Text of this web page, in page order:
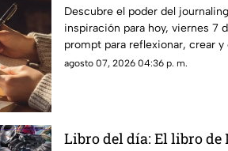
este journal prompt y
lleno de gratitud
Descubre el poder del
inspiración para hoy, viernes 7
prompt para reflexionar, crear
mismo.
agosto 07, 2026 04:36 p. m.
Libro del día: El libro de